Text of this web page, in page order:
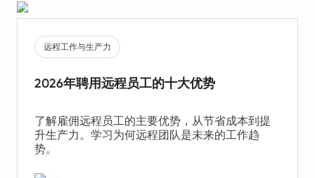
远程工作与生产力
2026年聘用远程员工的十大优势
了解雇佣远程员工的主要优势，从节省成本到提
升生产力。学习为何远程团队是未来的工作趋
势。